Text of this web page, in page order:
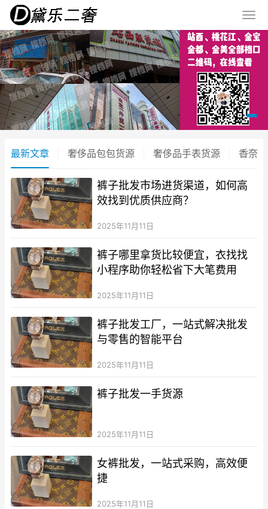
最新文章 奢侈品包包货源 奢侈品手表货源 香奈
裤子批发市场进货渠道，如何高
效找到优质供应商？
2025年11月11日
裤子哪里拿货比较便宜，衣找找
小程序助你轻松省下大笔费用
2025年11月11日
裤子批发工厂，一站式解决批发
与零售的智能平台
2025年11月11日
裤子批发一手货源
2025年11月11日
女裤批发，一站式采购，高效便
捷
2025年11月11日